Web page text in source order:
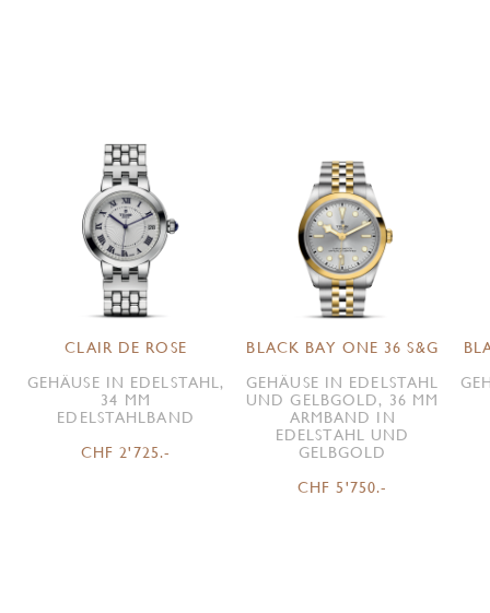
CLAIR DE ROSE
GEHÄUSE IN EDELSTAHL,
34 MM
EDELSTAHLBAND
CHF 2'725.-
BLACK BAY ONE 36 S&G
GEHÄUSE IN EDELSTAHL
UND GELBGOLD, 36 MM
ARMBAND IN
EDELSTAHL UND
GELBGOLD
CHF 5'750.-